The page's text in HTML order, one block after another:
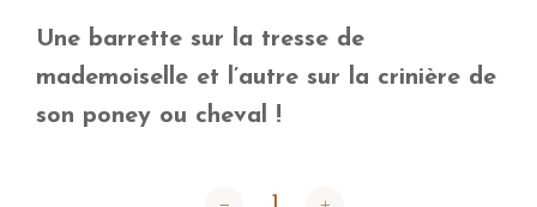
Une barrette sur la tresse de
mademoiselle et l’autre sur la crinière de
son poney ou cheval !
quantité de Barrettes cheveux best